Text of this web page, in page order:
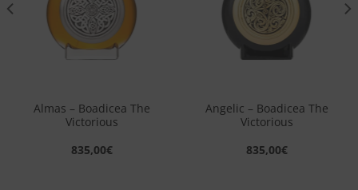
Almas – Boadicea The
Victorious
835,00€
Angelic – Boadicea The
Victorious
835,00€